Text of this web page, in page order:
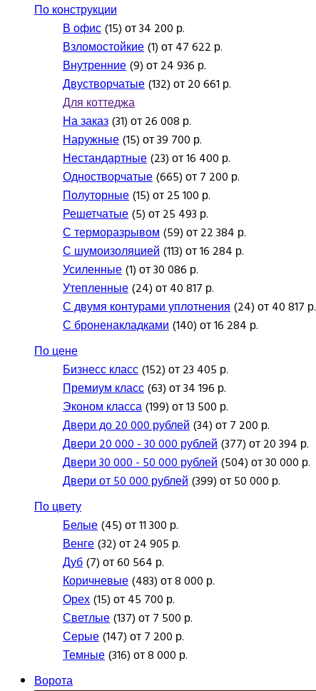
По конструкции
В офис(15) от 34 200 р.
Взломостойкие(1) от 47 622 р.
Внутренние(9) от 24 936 р.
Двустворчатые(132) от 20 661 р.
Для коттеджа
На заказ(31) от 26 008 р.
Наружные(15) от 39 700 р.
Нестандартные(23) от 16 400 р.
Одностворчатые(665) от 7 200 р.
Полуторные(15) от 25 100 р.
Решетчатые(5) от 25 493 р.
С терморазрывом(59) от 22 384 р.
С шумоизоляцией(113) от 16 284 р.
Усиленные(1) от 30 086 р.
Утепленные(24) от 40 817 р.
С двумя контурами уплотнения(24) от 40 817 р.
С броненакладками(140) от 16 284 р.
По цене
Бизнесс класс(152) от 23 405 р.
Премиум класс(63) от 34 196 р.
Эконом класса(199) от 13 500 р.
Двери до 20 000 рублей(34) от 7 200 р.
Двери 20 000 - 30 000 рублей(377) от 20 394 р.
Двери 30 000 - 50 000 рублей(504) от 30 000 р.
Двери от 50 000 рублей(399) от 50 000 р.
По цвету
Белые(45) от 11 300 р.
Венге(32) от 24 905 р.
Дуб(7) от 60 564 р.
Коричневые(483) от 8 000 р.
Орех(15) от 45 700 р.
Светлые(137) от 7 500 р.
Серые(147) от 7 200 р.
Темные(316) от 8 000 р.
Ворота